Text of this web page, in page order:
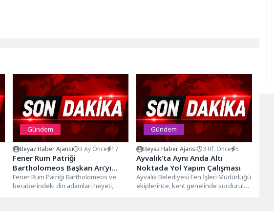
Gündem
Beyaz Haber Ajansı 3 Ay Önce 17
Fener Rum Patriği
Bartholomeos Başkan Arı’yı
Ziyaret Etti
Fener Rum Patriği Bartholomeos ve
beraberindeki din adamları heyeti,
Gündem
Beyaz Haber Ajansı 3 Hf. Önce 5
Ayvalık’ta Aynı Anda Altı
Noktada Yol Yapım Çalışması
Ayvalık Belediyesi Fen İşleri Müdürlüğü
ekiplerince, kent genelinde sürdürülen